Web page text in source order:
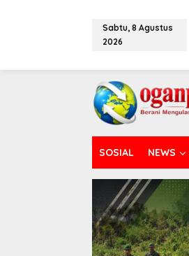
i
Sabtu, 8 Agustus
2026
SOSIAL NEWS